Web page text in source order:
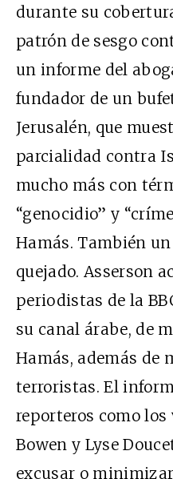
durante su
patrón de sesgo
un informe del
fundador de un
Jerusalén, que
parcialidad contra
mucho más con
“genocidio” y
Hamás. También
quejado. Asserson
periodistas de la
su canal árabe, de
Hamás, además de
terroristas. El
reporteros como los
Bowen y Lyse
excusar o